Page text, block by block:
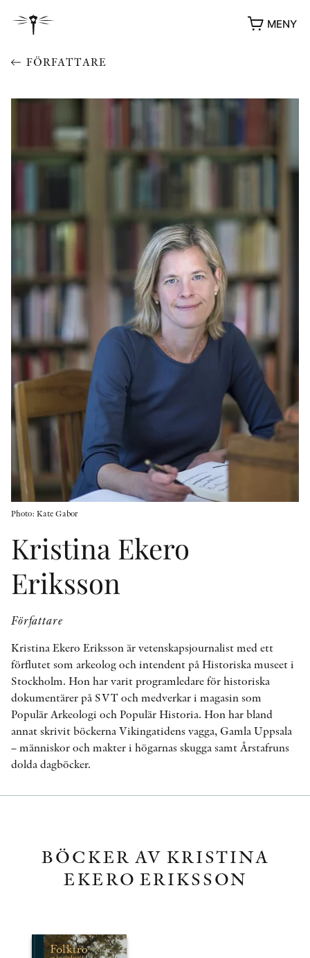
MENY
YUKIKO OCH PATRIK MÖTER
STOLPE STORIES
VIDEOGALLERI
UTMÄRKELSER
KONTAKT
PRESSKONTAKT
PEER REVIEW-PROCESSEN
FÖRFATTARE
Photo: Kate Gabor
Kristina Ekero
Eriksson
Författare
Kristina Ekero Eriksson är vetenskapsjournalist med ett
förflutet som arkeolog och intendent på Historiska museet i
Stockholm. Hon har varit programledare för historiska
dokumentärer på SVT och medverkar i magasin som
Populär Arkeologi och Populär Historia. Hon har bland
annat skrivit böckerna Vikingatidens vagga, Gamla Uppsala
– människor och makter i högarnas skugga samt Årstafruns
dolda dagböcker.
BÖCKER AV KRISTINA
EKERO ERIKSSON